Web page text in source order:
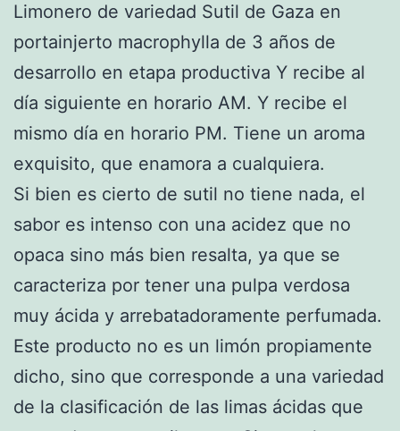
Limonero de variedad Sutil de Gaza en
portainjerto macrophylla de 3 años de
desarrollo en etapa productiva Y recibe al
día siguiente en horario AM. Y recibe el
mismo día en horario PM. Tiene un aroma
exquisito, que enamora a cualquiera.
Si bien es cierto de sutil no tiene nada, el
sabor es intenso con una acidez que no
opaca sino más bien resalta, ya que se
caracteriza por tener una pulpa verdosa
muy ácida y arrebatadoramente perfumada.
Este producto no es un limón propiamente
dicho, sino que corresponde a una variedad
de la clasificación de las limas ácidas que